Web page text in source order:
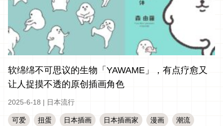
软绵绵不可思议的生物「YAWAME」，有点疗愈又
让人捉摸不透的原创插画角色
2025-6-18 | 日本流行
可爱 扭蛋 日本插画 日本插画家 漫画 潮流